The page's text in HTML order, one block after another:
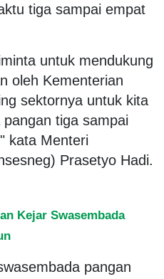
tiga sampai empat
untuk mendukung
oleh Kementerian
sektornya untuk kita
tiga sampai
kata Menteri
Prasetyo Hadi.
Kejar Swasembada
pangan